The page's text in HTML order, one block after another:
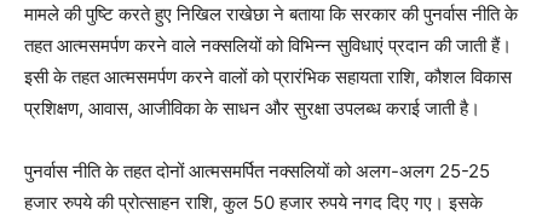
मामले की पुष्टि करते हुए निखिल राखेछा ने बताया कि सरकार की पुनर्वास नीति के
तहत आत्मसमर्पण करने वाले नक्सलियों को विभिन्न सुविधाएं प्रदान की जाती हैं।
इसी के तहत आत्मसमर्पण करने वालों को प्रारंभिक सहायता राशि, कौशल विकास
प्रशिक्षण, आवास, आजीविका के साधन और सुरक्षा उपलब्ध कराई जाती है।
पुनर्वास नीति के तहत दोनों आत्मसमर्पित नक्सलियों को अलग-अलग 25-25
हजार रुपये की प्रोत्साहन राशि, कुल 50 हजार रुपये नगद दिए गए। इसके